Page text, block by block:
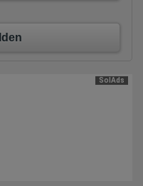
auf weitere Seiten des
SolAds